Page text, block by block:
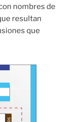
nombres de
resultan
que